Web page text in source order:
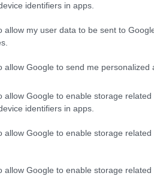
identifiers in apps.
allow my user data to be sent to
allow Google to send me personalized
allow Google to enable storage
identifiers in apps.
allow Google to enable storage
allow Google to enable storage related